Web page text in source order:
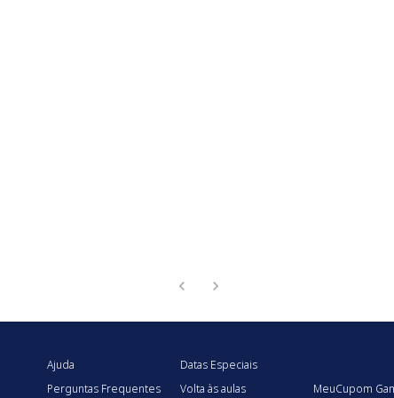
Ajuda
Perguntas Frequentes
Datas Especiais
Volta às aulas
MeuCupom